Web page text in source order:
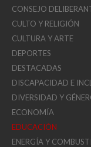
CONSEJO
CULTO Y RELIGIÓN
CULTURA Y ARTE
DEPORTES
DESTACADAS
DISCAPACIDAD E
DIVERSIDAD Y
ECONOMÍA
EDUCACIÓN
ENERGÍA Y